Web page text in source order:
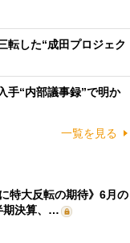
転した“成田プロジェク
手“内部議事録”で明か
一覧を見る
特大反転の期待》6月の
期決算、…